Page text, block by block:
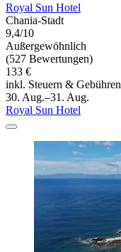
Royal Sun Hotel
Chania-Stadt
9,4/10
Außergewöhnlich
(527 Bewertungen)
133 €
inkl. Steuern & Gebühren
30. Aug.–31. Aug.
Royal Sun Hotel